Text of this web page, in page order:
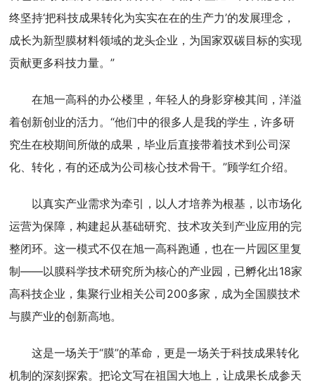
终坚持‘把科技成果转化为实实在在的生产力’的发展理念，
成长为新型膜材料领域的龙头企业，为国家双碳目标的实现
贡献更多科技力量。”
在旭一高科的办公楼里，年轻人的身影穿梭其间，洋溢
着创新创业的活力。“他们中的很多人是我的学生，许多研
究生在校期间所做的成果，毕业后直接带着技术到公司深
化、转化，有的还成为公司核心技术骨干。”顾学红介绍。
以真实产业需求为牵引，以人才培养为根基，以市场化
运营为保障，构建起从基础研究、技术攻关到产业应用的完
整闭环。这一模式不仅在旭一高科跑通，也在一片园区里复
制——以膜科学技术研究所为核心的产业园，已孵化出18家
高科技企业，集聚行业相关公司200多家，成为全国膜技术
与膜产业的创新高地。
这是一场关于“膜”的革命，更是一场关于科技成果转化
机制的深刻探索。把论文写在祖国大地上，让成果长成参天